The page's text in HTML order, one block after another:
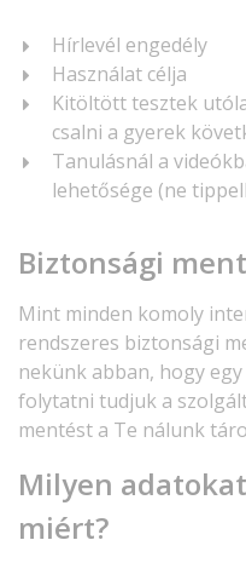
Hírlevél engedély
Használat célja
Kitöltött tesztek
csalni a gyerek
Tanulásnál a
lehetősége (ne
Biztonsági
Mint minden komoly
rendszeres biztonsági
nekünk abban, hogy
folytatni tudjuk a
mentést a Te nálunk
Milyen
miért?